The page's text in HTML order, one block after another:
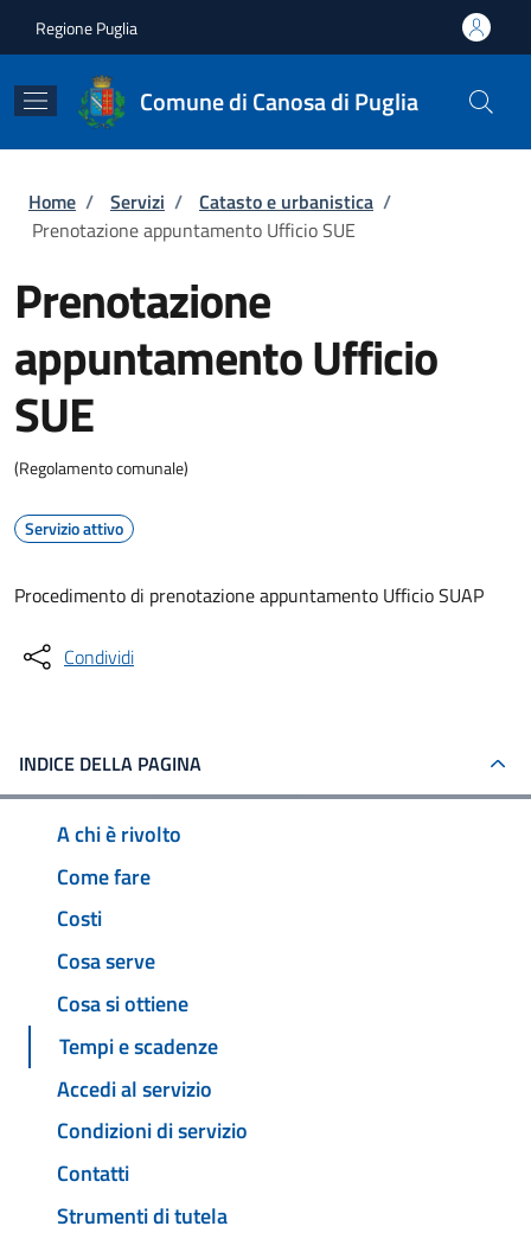
Regione Puglia
Comune di Canosa di Puglia
Briciole di pane
Home / Servizi / Catasto e urbanistica /
Prenotazione appuntamento Ufficio SUE
Prenotazione
appuntamento Ufficio
SUE
(Regolamento comunale)
Servizio attivo
Procedimento di prenotazione appuntamento Ufficio SUAP
Condividi
INDICE DELLA PAGINA
A chi è rivolto
Come fare
Costi
Cosa serve
Cosa si ottiene
Tempi e scadenze
Accedi al servizio
Condizioni di servizio
Contatti
Strumenti di tutela